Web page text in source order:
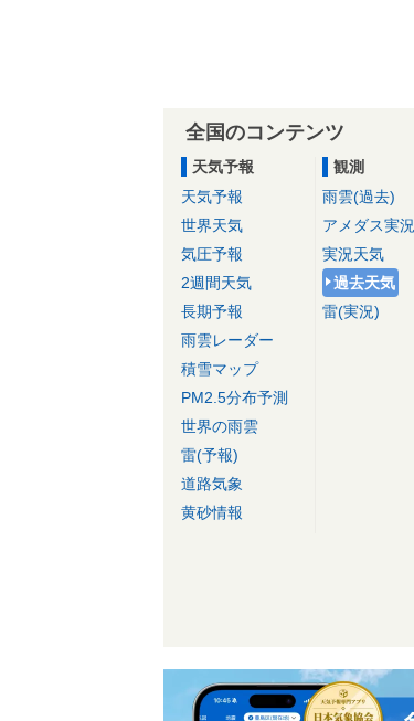
全国のコンテンツ
天気予報
天気予報
世界天気
気圧予報
2週間天気
長期予報
雨雲レーダー
積雪マップ
PM2.5分布予測
世界の雨雲
雷(予報)
道路気象
黄砂情報
観測
雨雲(過去)
アメダス実況
実況天気
過去天気
雷(実況)